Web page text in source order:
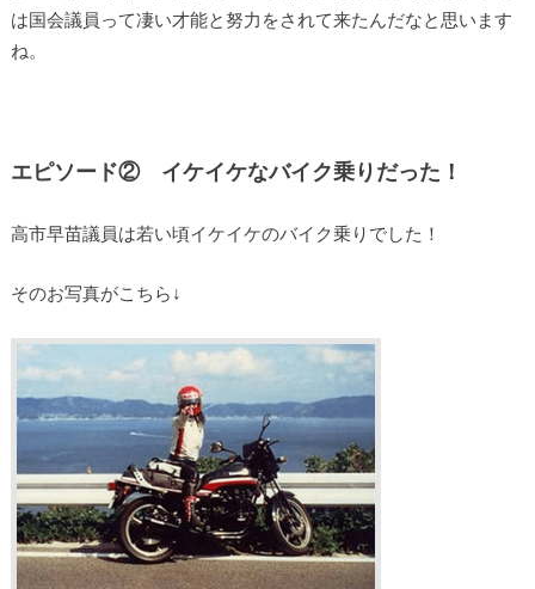
は国会議員って凄い才能と努力をされて来たんだなと思います
ね。
エピソード② イケイケなバイク乗りだった！
高市早苗議員は若い頃イケイケのバイク乗りでした！
そのお写真がこちら↓